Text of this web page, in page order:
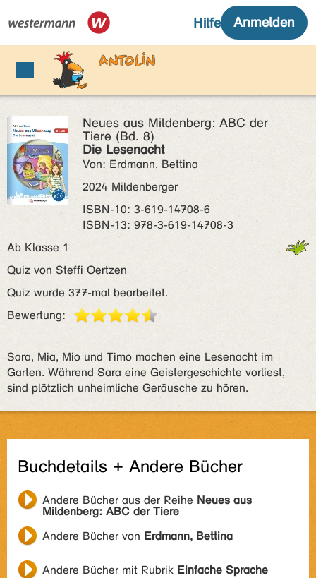
Neues aus Mildenberg: ABC der
Tiere (Bd. 8)
Die Lesenacht
Von: Erdmann, Bettina
2024 Mildenberger
ISBN‑10: 3-619-14708-6
ISBN‑13: 978-3-619-14708-3
Ab Klasse 1
Quiz von Steffi Oertzen
Quiz wurde 377-mal bearbeitet.
Bewertung:
Sara, Mia, Mio und Timo machen eine Lesenacht im
Garten. Während Sara eine Geistergeschichte vorliest,
sind plötzlich unheimliche Geräusche zu hören.
Buchdetails + Andere Bücher
Andere Bücher aus der Reihe Neues aus
Mildenberg: ABC der Tiere
Andere Bücher von Erdmann, Bettina
Andere Bücher mit Rubrik Einfache Sprache